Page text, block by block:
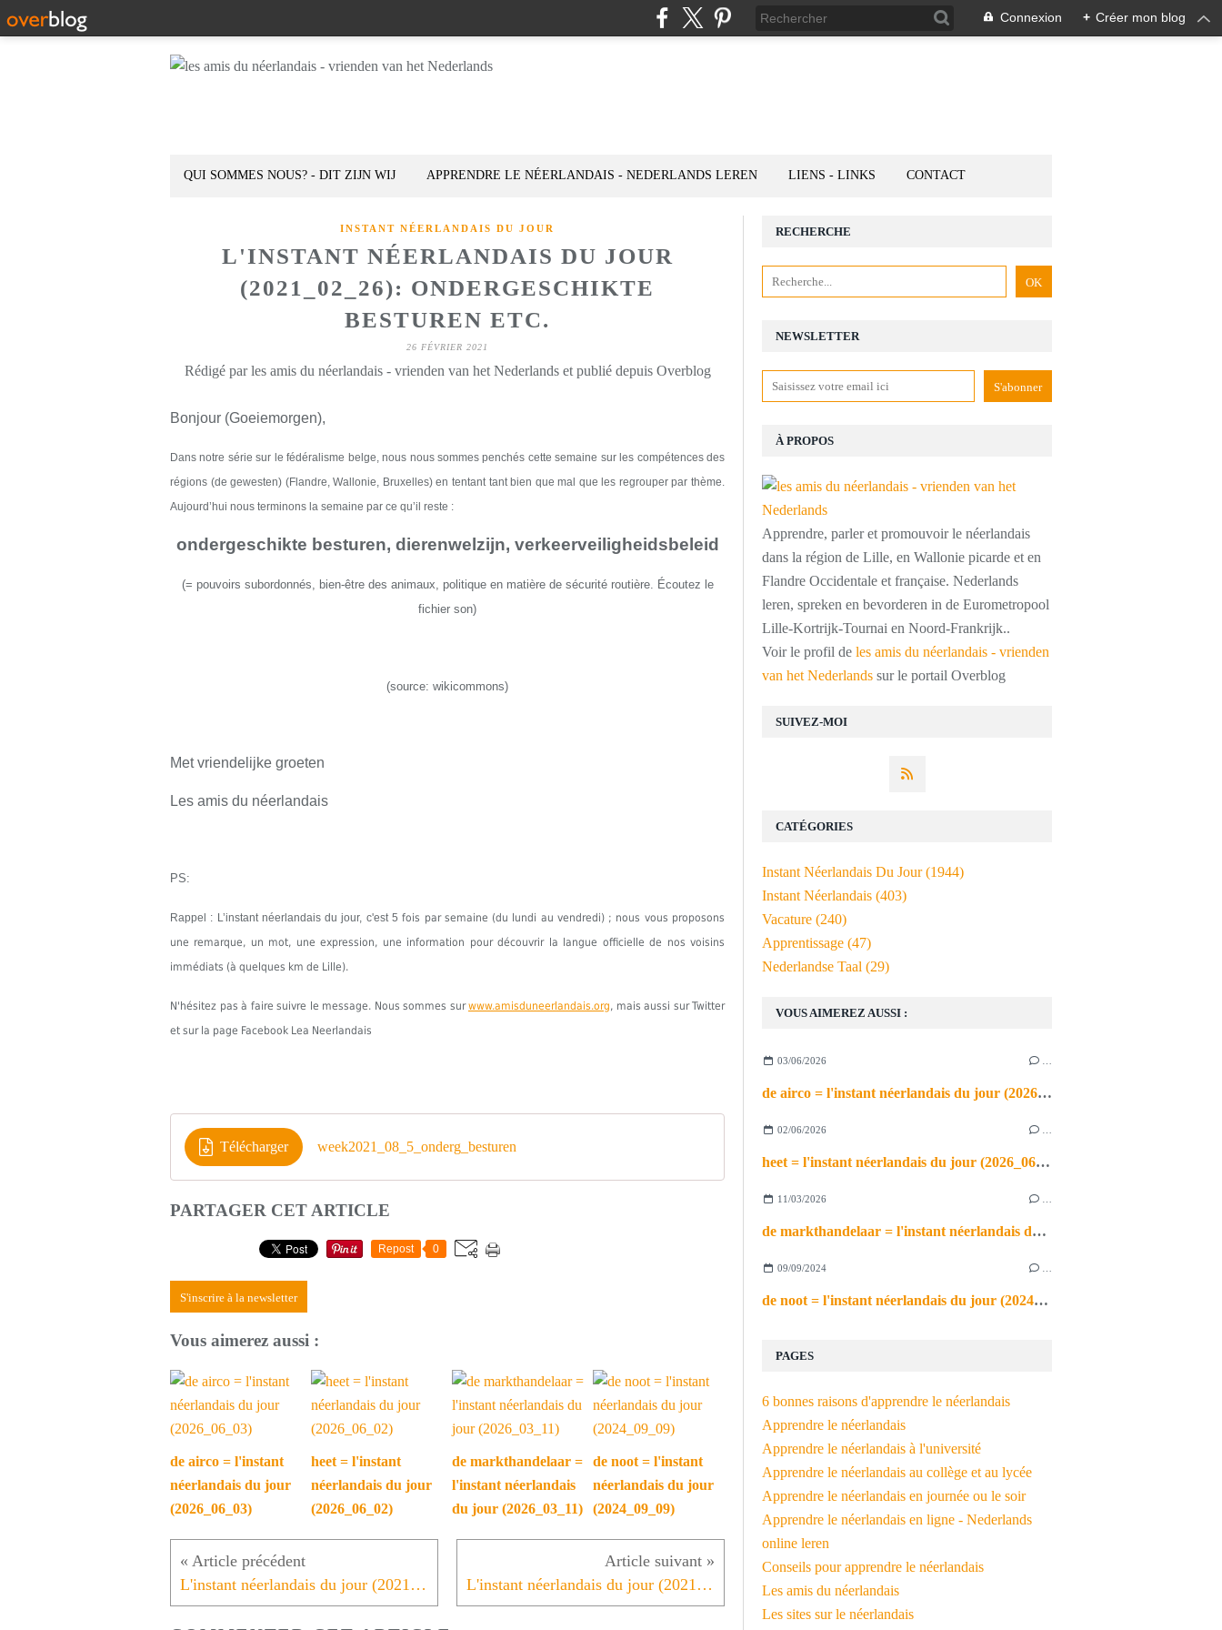
Connexion + Créer mon blog
QUI SOMMES NOUS? - DIT ZIJN WIJ APPRENDRE LE NÉERLANDAIS - NEDERLANDS LEREN LIENS - LINKS CONTACT
INSTANT NÉERLANDAIS DU JOUR
L'INSTANT NÉERLANDAIS DU JOUR
(2021_02_26): ONDERGESCHIKTE
BESTUREN ETC.
26 FÉVRIER 2021
Rédigé par les amis du néerlandais - vrienden van het Nederlands et publié depuis Overblog
Bonjour (Goeiemorgen),
Dans notre série sur le fédéralisme belge,nous nous sommes penchés cette semaine sur les compétences des
régions (de gewesten) (Flandre, Wallonie, Bruxelles)en tentant tant bien que mal que les regrouper par thème.
Aujourd’hui nous terminons la semaine par ce qu’il reste :
ondergeschikte besturen, dierenwelzijn, verkeerveiligheidsbeleid
(= pouvoirs subordonnés, bien-être des animaux, politique en matière de sécurité routière. Écoutez le
fichier son)
(source: wikicommons)
Met vriendelijke groeten
Les amis du néerlandais
PS:
Rappel : L’instant néerlandais du jour, c'est 5 fois par semaine (du lundi au vendredi) ; nous vous proposons
une remarque, un mot, une expression, une information pour découvrir la langue officielle de nos voisins
immédiats (à quelques km de Lille).
N'hésitez pas à faire suivre le message. Nous sommes surwww.amisduneerlandais.org, mais aussi sur Twitter
et sur la page Facebook Lea Neerlandais
Télécharger week2021_08_5_onderg_besturen
PARTAGER CET ARTICLE
Repost 0
S'inscrire à la newsletter
Vous aimerez aussi :
de airco = l'instant
néerlandais du jour
(2026_06_03)
heet = l'instant
néerlandais du jour
(2026_06_02)
de markthandelaar =
l'instant néerlandais
du jour (2026_03_11)
de noot = l'instant
néerlandais du jour
(2024_09_09)
L'instant néerlandais du jour (2021_02_25): economie, energiebeleid, etc. L'instant néerlandais du jour (2021_03_01): 2031 - Het einde van België
NEWSLETTER
SUIVEZ-MOI
RECHERCHE
À PROPOS
Apprendre, parler et promouvoir le néerlandais
dans la région de Lille, en Wallonie picarde et en
Flandre Occidentale et française. Nederlands
leren, spreken en bevorderen in de Eurometropool
Lille-Kortrijk-Tournai en Noord-Frankrijk..
Voir le profil de les amis du néerlandais - vrienden
van het Nederlands sur le portail Overblog
VOUS AIMEREZ AUSSI :
03/06/2026
de airco = l'instant néerlandais du jour (2026_06_03)
02/06/2026
heet = l'instant néerlandais du jour (2026_06_02)
11/03/2026
de markthandelaar = l'instant néerlandais du jour (2026_03_11)
09/09/2024
de noot = l'instant néerlandais du jour (2024_09_09)
PAGES
6 bonnes raisons d'apprendre le néerlandais
Apprendre le néerlandais
Apprendre le néerlandais à l'université
Apprendre le néerlandais au collège et au lycée
Apprendre le néerlandais en journée ou le soir
Apprendre le néerlandais en ligne - Nederlands
online leren
Conseils pour apprendre le néerlandais
Les amis du néerlandais
Les sites sur le néerlandais
CATÉGORIES
Instant Néerlandais Du Jour(1944)
Instant Néerlandais (403)
Vacature (240)
Apprentissage (47)
Nederlandse Taal (29)